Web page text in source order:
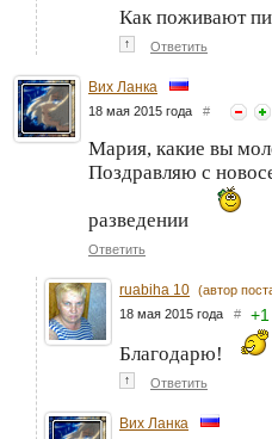
Как поживают
↑ Ответить
Вих Ланка
18 мая 2015 года #
Мария, какие вы
Поздравляю с
разведении
Ответить
ruabiha 10 (автор
18 мая 2015 года # +1
Благодарю!
↑ Ответить
Вих Ланка